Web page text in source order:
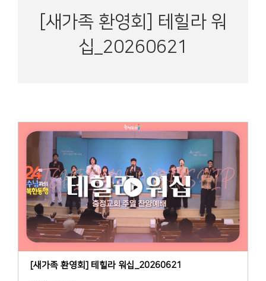
[새가족 환영회] 테힐라 워
십_20260621
[새가족 환영회] 테힐라 워십_20260621